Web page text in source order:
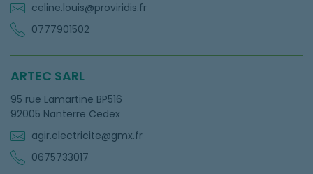
celine.louis@proviridis.fr
0777901502
ARTEC SARL
95 rue Lamartine BP516
92005 Nanterre Cedex
agir.electricite@gmx.fr
0675733017